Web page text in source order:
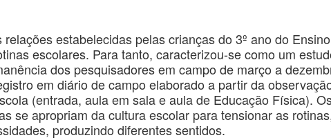
estabelecidas pelas crianças do 3º ano do Ensino
escolares. Para tanto, caracterizou-se como um
dos pesquisadores em campo de março a
em diário de campo elaborado a partir da
(entrada, aula em sala e aula de Educação Física).
se apropriam da cultura escolar para tensionar as
produzindo diferentes sentidos.